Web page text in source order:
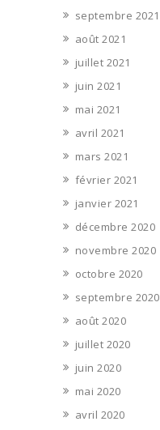
septembre 2021
août 2021
juillet 2021
juin 2021
mai 2021
avril 2021
mars 2021
février 2021
janvier 2021
décembre 2020
novembre 2020
octobre 2020
septembre 2020
août 2020
juillet 2020
juin 2020
mai 2020
avril 2020